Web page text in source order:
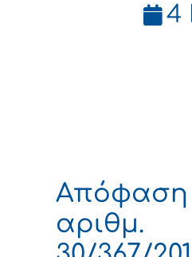
4
Απόφαση
αριθμ.